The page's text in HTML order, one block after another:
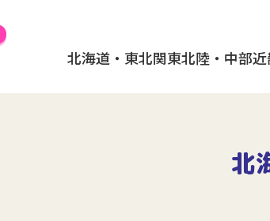
北海道・東北関東北陸・中部
北